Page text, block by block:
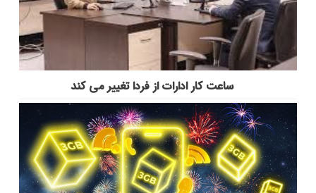
ساعت کار ادارات از فردا تغییر می کند